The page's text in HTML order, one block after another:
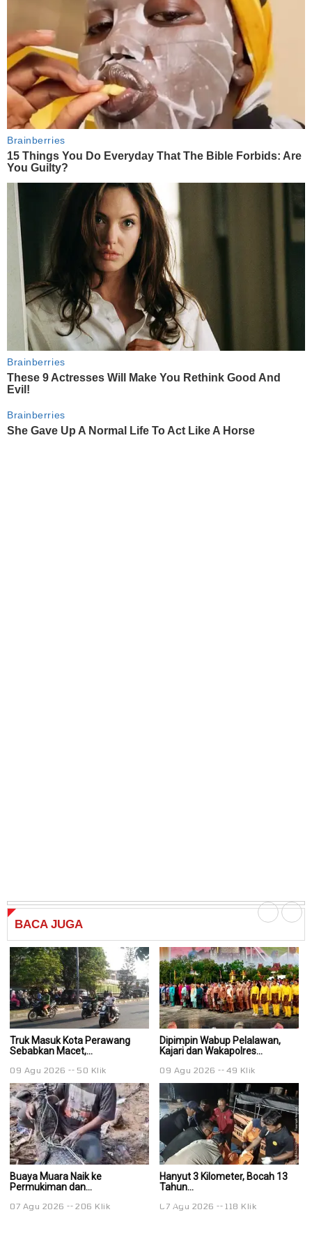
BACA JUGA
Truk Masuk Kota Perawang
Sebabkan Macet,...
09 Agu 2026 50 Klik
Dipimpin Wabup Pelalawan,
Kajari dan Wakapolres...
09 Agu 2026 49 Klik
Buaya Muara Naik ke
Permukiman dan...
07 Agu 2026 206 Klik
Hanyut 3 Kilometer, Bocah 13
Tahun...
07 Agu 2026 118 Klik